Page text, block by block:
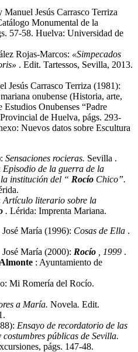
Jesús Carrasco Terriza
Monumental de la
57-58. Huelva: Universidad de
Rojas-Marcos: «Simpecados
. Edit. Tartessos, Sevilla, 2013.
Jesús Carrasco Terriza (1981):
onubense (Historia, arte,
Onubenses “Padre
de Huelva, págs. 293-
Nuevos datos sobre Escultura
Sensaciones rocieras. Sevilla .
Episodio de la guerra de la
institución del “ Rocío Chico”.
Artículo literario sobre la
. Lérida: Imprenta Mariana.
María (1996): Cosas de Ella .
María (2000): Rocío , 1999 .
Almonte : Ayuntamiento de
Mi Romería del Rocío.
a María. Novela. Edit.
Ensayo de recordatorio de las
costumbres públicas de Sevilla.
págs. 147-48.